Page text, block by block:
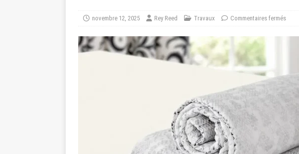
novembre 12, 2025 Rey Reed Travaux Commentaires fermés